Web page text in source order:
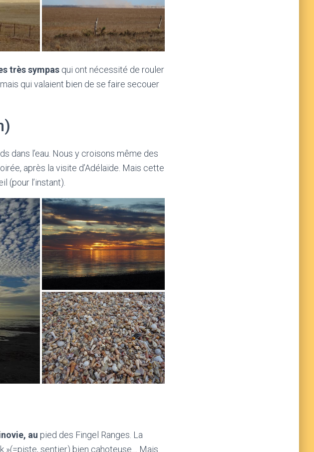
très sympas qui ont nécessité de rouler
qui valaient bien de se faire secouer
dans l’eau. Nous y croisons même des
après la visite d’Adélaïde. Mais cette
(pour l’instant).
au pied des Fingel Ranges. La
»(=piste, sentier) bien cahoteuse… Mais